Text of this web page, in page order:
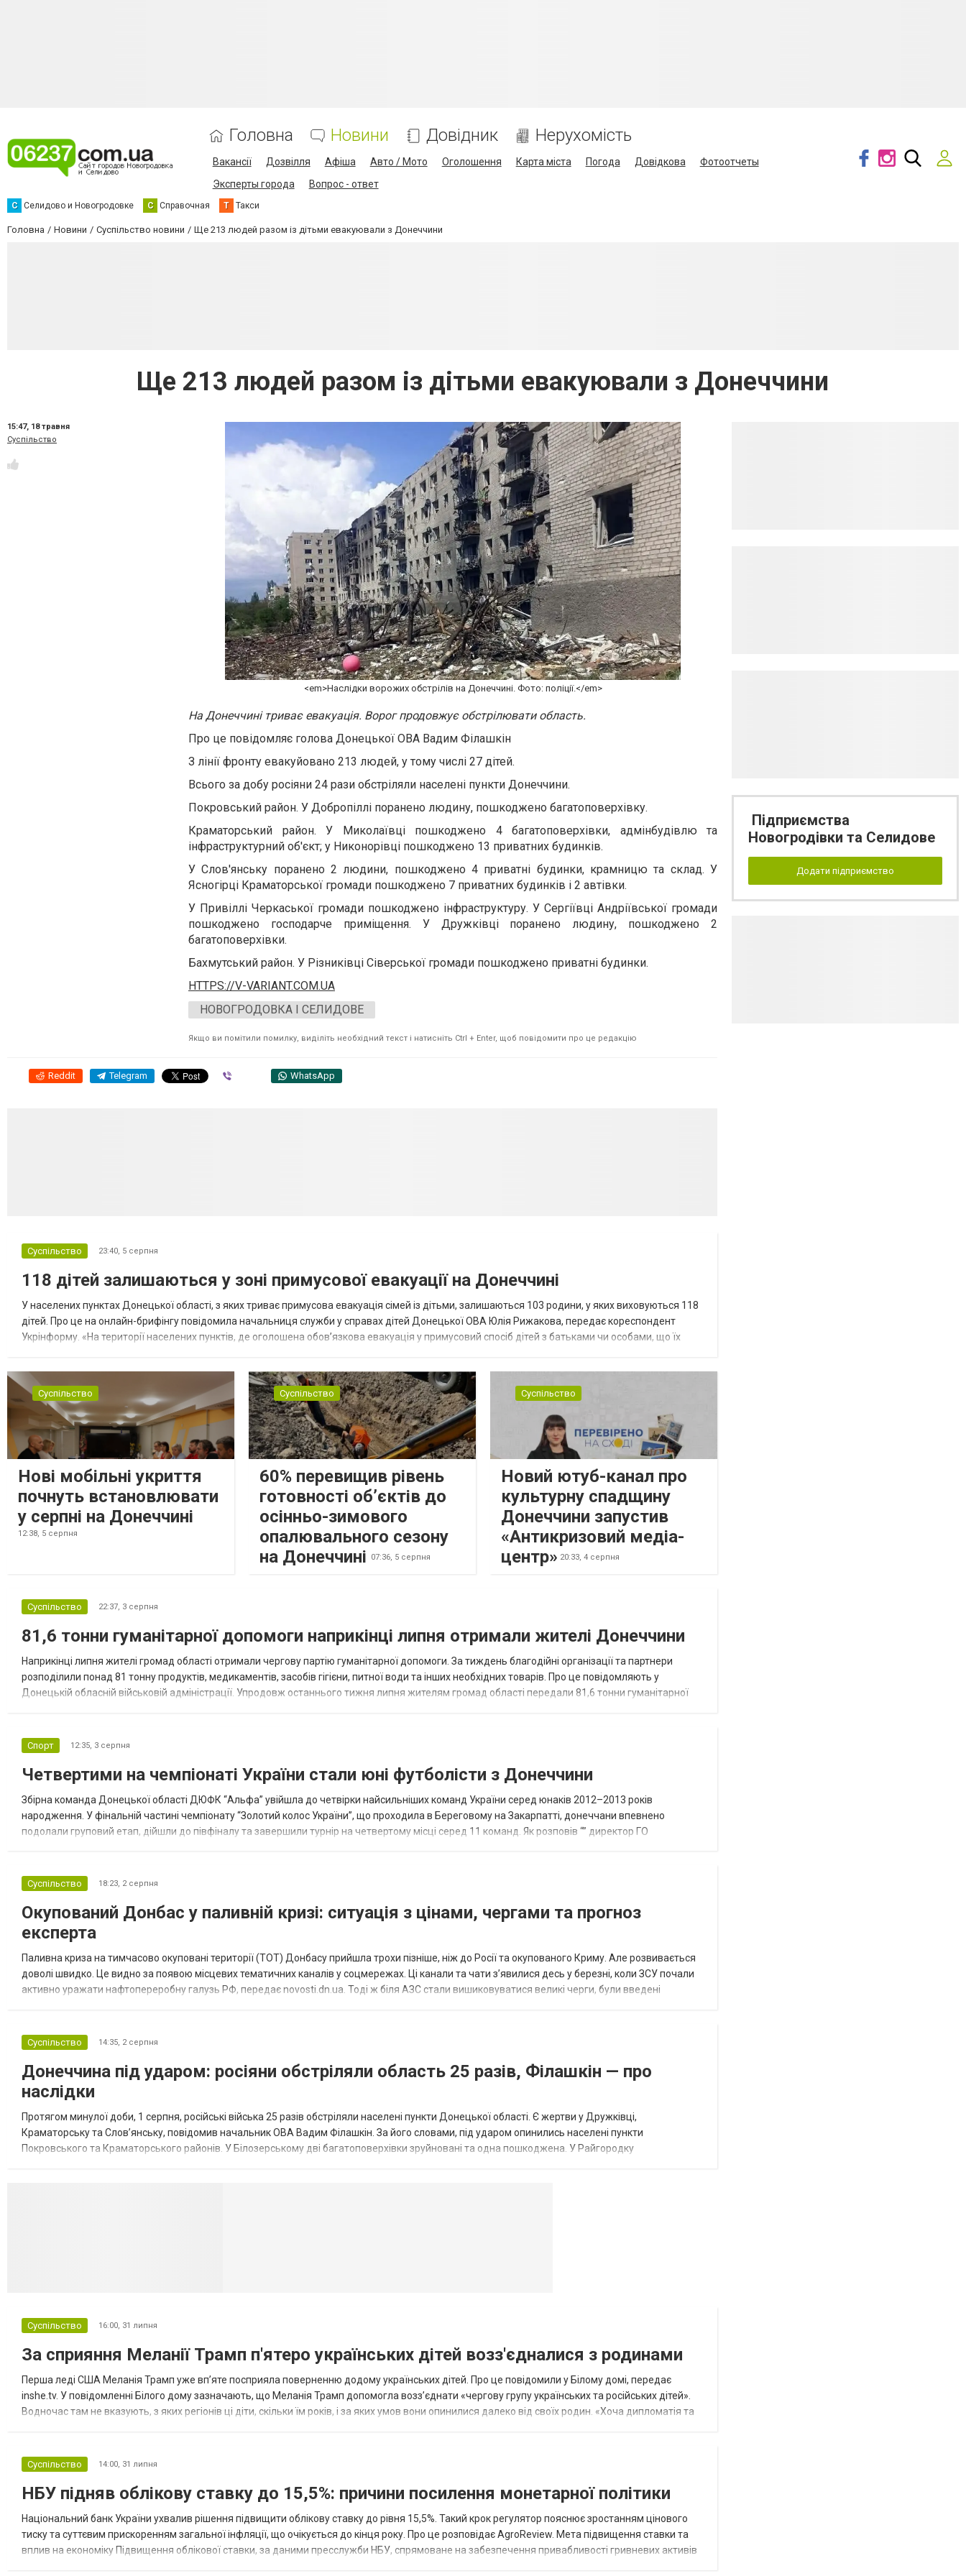
Головна Новини Довідник Нерухомість
Вакансії Дозвілля Афіша Авто / Мото Оголошення Карта міста Погода Довідкова
Фотоотчеты
Эксперты города
Вопрос - ответ
С Селидово и Новогродовке С Справочная Т Такси
Головна Новини Суспільство новини Ще 213 людей разом із дітьми евакуювали з Донеччини
Ще 213 людей разом із дітьми евакуювали з Донеччини
15:47, 18 травня
Суспільство
<em>Наслідки ворожих обстрілів на Донеччині. Фото: поліції.</em>
На Донеччині триває евакуація. Ворог продовжує обстрілювати область.
Про це повідомляє голова Донецької ОВА Вадим Філашкін
З лінії фронту евакуйовано 213 людей, у тому числі 27 дітей.
Всього за добу росіяни 24 рази обстріляли населені пункти Донеччини.
Покровський район. У Добропіллі поранено людину, пошкоджено багатоповерхівку.
Краматорський район. У Миколаївці пошкоджено 4 багатоповерхівки, адмінбудівлю та
інфраструктурний об'єкт; у Никонорівці пошкоджено 13 приватних будинків.
У Слов'янську поранено 2 людини, пошкоджено 4 приватні будинки, крамницю та склад. У
Ясногірці Краматорської громади пошкоджено 7 приватних будинків і 2 автівки.
У Привіллі Черкаської громади пошкоджено інфраструктуру. У Сергіївці Андріївської громади
пошкоджено господарче приміщення. У Дружківці поранено людину, пошкоджено 2
багатоповерхівки.
Бахмутський район. У Різниківці Сіверської громади пошкоджено приватні будинки.
HTTPS://V-VARIANT.COM.UA
НОВОГРОДОВКА І СЕЛИДОВЕ
Якщо ви помітили помилку, виділіть необхідний текст і натисніть Ctrl + Enter, щоб повідомити про це редакцію
Reddit Telegram WhatsApp
Суспільство 23:40, 5 серпня
118 дітей залишаються у зоні примусової евакуації на Донеччині
У населених пунктах Донецької області, з яких триває примусова евакуація сімей із дітьми, залишаються 103 родини, у яких виховуються 118
дітей. Про це на онлайн-брифінгу повідомила начальниця служби у справах дітей Донецької ОВА Юлія Рижакова, передає кореспондент
Укрінформу. «На території населених пунктів, де оголошена обов’язкова евакуація у примусовий спосіб дітей з батьками чи особами, що їх
Суспільство
Нові мобільні укриття
почнуть встановлювати
у серпні на Донеччині
12:38, 5 серпня
Суспільство
60% перевищив рівень
готовності об’єктів до
осінньо-зимового
опалювального сезону
на Донеччині
07:36, 5 серпня
Суспільство
Новий ютуб-канал про
культурну спадщину
Донеччини запустив
«Антикризовий медіа-
центр» 20:33, 4 серпня
Суспільство 22:37, 3 серпня
81,6 тонни гуманітарної допомоги наприкінці липня отримали жителі Донеччини
Наприкінці липня жителі громад області отримали чергову партію гуманітарної допомоги. За тиждень благодійні організації та партнери
розподілили понад 81 тонну продуктів, медикаментів, засобів гігієни, питної води та інших необхідних товарів. Про це повідомляють у
Донецькій обласній військовій адміністрації. Упродовж останнього тижня липня жителям громад області передали 81,6 тонни гуманітарної
Спорт 12:35, 3 серпня
Четвертими на чемпіонаті України стали юні футболісти з Донеччини
Збірна команда Донецької області ДЮФК “Альфа” увійшла до четвірки найсильніших команд України серед юнаків 2012–2013 років
народження. У фінальній частині чемпіонату “Золотий колос України”, що проходила в Береговому на Закарпатті, донеччани впевнено
подолали груповий етап, дійшли до півфіналу та завершили турнір на четвертому місці серед 11 команд. Як розповів “” директор ГО
Суспільство 18:23, 2 серпня
Окупований Донбас у паливній кризі: ситуація з цінами, чергами та прогноз
експерта
Паливна криза на тимчасово окуповані території (ТОТ) Донбасу прийшла трохи пізніше, ніж до Росії та окупованого Криму. Але розвивається
доволі швидко. Це видно за появою місцевих тематичних каналів у соцмережах. Ці канали та чати з’явилися десь у березні, коли ЗСУ почали
активно уражати нафтопереробну галузь РФ, передає novosti.dn.ua. Тоді ж біля АЗС стали вишиковуватися великі черги, були введені
Суспільство 14:35, 2 серпня
Донеччина під ударом: росіяни обстріляли область 25 разів, Філашкін — про
наслідки
Протягом минулої доби, 1 серпня, російські війська 25 разів обстріляли населені пункти Донецької області. Є жертви у Дружківці,
Краматорську та Слов’янську, повідомив начальник ОВА Вадим Філашкін. За його словами, під ударом опинились населені пункти
Покровського та Краматорського районів. У Білозерському дві багатоповерхівки зруйновані та одна пошкоджена. У Райгородку
Суспільство 16:00, 31 липня
За сприяння Меланії Трамп п'ятеро українських дітей возз'єдналися з родинами
Перша леді США Меланія Трамп уже впʼяте посприяла поверненню додому українських дітей. Про це повідомили у Білому домі, передає
inshe.tv. У повідомленні Білого дому зазначають, що Меланія Трамп допомогла возз’єднати «чергову групу українських та російських дітей».
Водночас там не вказують, з яких регіонів ці діти, скільки їм років, і за яких умов вони опинилися далеко від своїх родин. «Хоча дипломатія та
Суспільство 14:00, 31 липня
НБУ підняв облікову ставку до 15,5%: причини посилення монетарної політики
Національний банк України ухвалив рішення підвищити облікову ставку до рівня 15,5%. Такий крок регулятор пояснює зростанням цінового
тиску та суттєвим прискоренням загальної інфляції, що очікується до кінця року. Про це розповідає AgroReview. Мета підвищення ставки та
вплив на економіку Підвищення облікової ставки, за даними пресслужби НБУ, спрямоване на забезпечення привабливості гривневих активів
Підприємства
Новогродівки та Селидове
Додати підприємство